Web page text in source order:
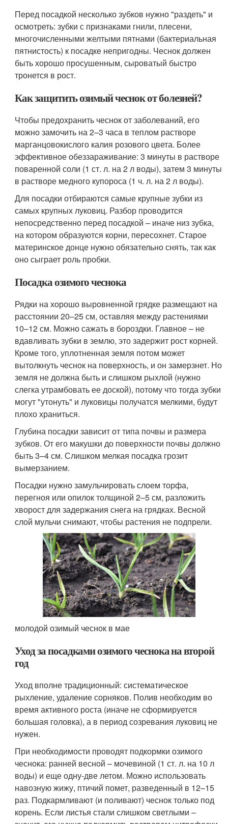
Перед посадкой несколько зубков нужно "раздеть" и
осмотреть: зубки с признаками гнили, плесени,
многочисленными желтыми пятнами (бактериальная
пятнистость) к посадке непригодны. Чеснок должен
быть хорошо просушенным, сыроватый быстро
тронется в рост.
Как защитить озимый чеснок от болезней?
Чтобы предохранить чеснок от заболеваний, его
можно замочить на 2–3 часа в теплом растворе
марганцовокислого калия розового цвета. Более
эффективное обеззараживание: 3 минуты в растворе
поваренной соли (1 ст. л. на 2 л воды), затем 3 минуты
в растворе медного купороса (1 ч. л. на 2 л воды).
Для посадки отбираются самые крупные зубки из
самых крупных луковиц. Разбор проводится
непосредственно перед посадкой – иначе низ зубка,
на котором образуются корни, пересохнет. Старое
материнское донце нужно обязательно снять, так как
оно сыграет роль пробки.
Посадка озимого чеснока
Рядки на хорошо выровненной грядке размещают на
расстоянии 20–25 см, оставляя между растениями
10–12 см. Можно сажать в бороздки. Главное – не
вдавливать зубки в землю, это задержит рост корней.
Кроме того, уплотненная земля потом может
вытолкнуть чеснок на поверхность, и он замерзнет. Но
земля не должна быть и слишком рыхлой (нужно
слегка утрамбовать ее доской), потому что тогда зубки
могут "утонуть" и луковицы получатся мелкими, будут
плохо храниться.
Глубина посадки зависит от типа почвы и размера
зубков. От его макушки до поверхности почвы должно
быть 3–4 см. Слишком мелкая посадка грозит
вымерзанием.
Посадки нужно замульчировать слоем торфа,
перегноя или опилок толщиной 2–5 см, разложить
хворост для задержания снега на грядках. Весной
слой мульчи снимают, чтобы растения не подпрели.
молодой озимый чеснок в мае
Уход за посадками озимого чеснока на второй
год
Уход вполне традиционный: систематическое
рыхление, удаление сорняков. Полив необходим во
время активного роста (иначе не сформируется
большая головка), а в период созревания луковиц не
нужен.
При необходимости проводят подкормки озимого
чеснока: ранней весной – мочевиной (1 ст. л. на 10 л
воды) и еще одну-две летом. Можно использовать
навозную жижу, птичий помет, разведенный в 12–15
раз. Подкармливают (и поливают) чеснок только под
корень. Если листья стали слишком светлыми –